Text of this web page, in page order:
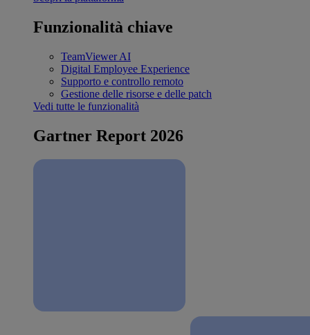
Funzionalità chiave
TeamViewer AI
Digital Employee Experience
Supporto e controllo remoto
Gestione delle risorse e delle patch
Vedi tutte le funzionalità
Gartner Report 2026